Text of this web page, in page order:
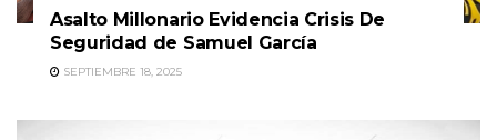
Asalto Millonario Evidencia Crisis De
Seguridad de Samuel García
SEPTIEMBRE 18, 2025